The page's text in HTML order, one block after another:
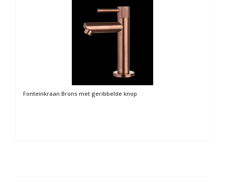
Fonteinkraan Brons met geribbelde knop